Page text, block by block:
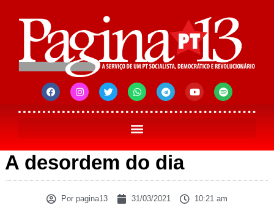
A desordem do dia
Por pagina13 31/03/2021
10:21 am